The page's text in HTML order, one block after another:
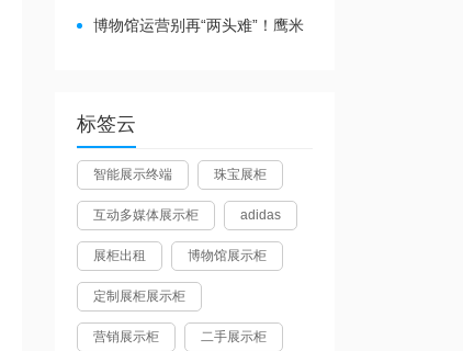
览租赁柜让游客舒心、运营省心
博物馆运营别再“两头难”！鹰米
标签云
智能展示终端 珠宝展柜
互动多媒体展示柜 adidas
展柜出租 博物馆展示柜
定制展柜展示柜
营销展示柜 二手展示柜